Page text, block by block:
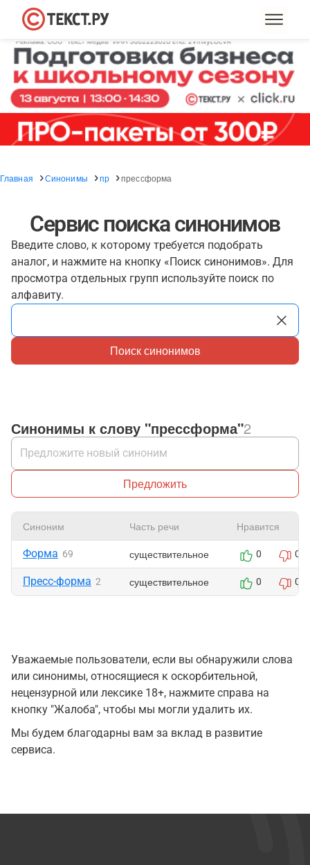
Главная Синонимы пр прессформа
Сервис поиска синонимов
Введите слово, к которому требуется подобрать
аналог, и нажмите на кнопку «Поиск синонимов». Для
просмотра отдельных групп используйте поиск по
алфавиту.
Поиск синонимов
Синонимы к слову "прессформа"2
Предложить
Синоним Часть речи Нравится
Форма 69 существительное 0 0
Пресс-форма 2 существительное 0 0
Уважаемые пользователи, если вы обнаружили слова
или синонимы, относящиеся к оскорбительной,
нецензурной или лексике 18+, нажмите справа на
кнопку "Жалоба", чтобы мы могли удалить их.
Мы будем благодарны вам за вклад в развитие
сервиса.